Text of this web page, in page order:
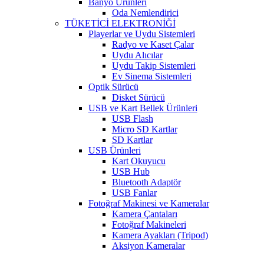
Banyo Ürünleri
Oda Nemlendirici
TÜKETİCİ ELEKTRONİĞİ
Playerlar ve Uydu Sistemleri
Radyo ve Kaset Çalar
Uydu Alıcılar
Uydu Takip Sistemleri
Ev Sinema Sistemleri
Optik Sürücü
Disket Sürücü
USB ve Kart Bellek Ürünleri
USB Flash
Micro SD Kartlar
SD Kartlar
USB Ürünleri
Kart Okuyucu
USB Hub
Bluetooth Adaptör
USB Fanlar
Fotoğraf Makinesi ve Kameralar
Kamera Çantaları
Fotoğraf Makineleri
Kamera Ayakları (Tripod)
Aksiyon Kameralar